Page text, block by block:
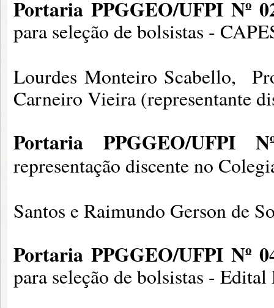
Portaria PPGGEO/UFPI Nº
para seleção de bolsistas -
Lourdes Monteiro Scabello,
Carneiro Vieira (representante
Portaria PPGGEO/UFPI
representação discente no
Santos e Raimundo Gerson de
Portaria PPGGEO/UFPI Nº
para seleção de bolsistas -